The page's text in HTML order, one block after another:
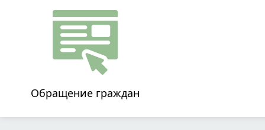
Обращение граждан